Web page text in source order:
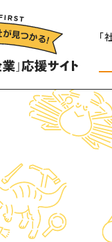
「